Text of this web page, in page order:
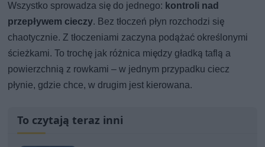
Wszystko sprowadza się do jednego: kontroli nad
przepływem cieczy. Bez tłoczeń płyn rozchodzi się
chaotycznie. Z tłoczeniami zaczyna podążać określonymi
ścieżkami. To trochę jak różnica między gładką taflą a
powierzchnią z rowkami – w jednym przypadku ciecz
płynie, gdzie chce, w drugim jest kierowana.
To czytają teraz inni